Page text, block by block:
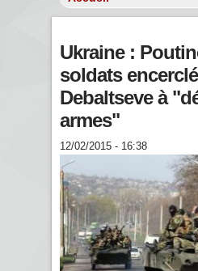
Ukraine :
soldats
Debaltseve à
armes"
12/02/2015 - 16:38